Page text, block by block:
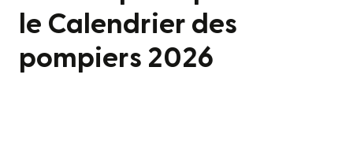
le Calendrier des
pompiers 2026